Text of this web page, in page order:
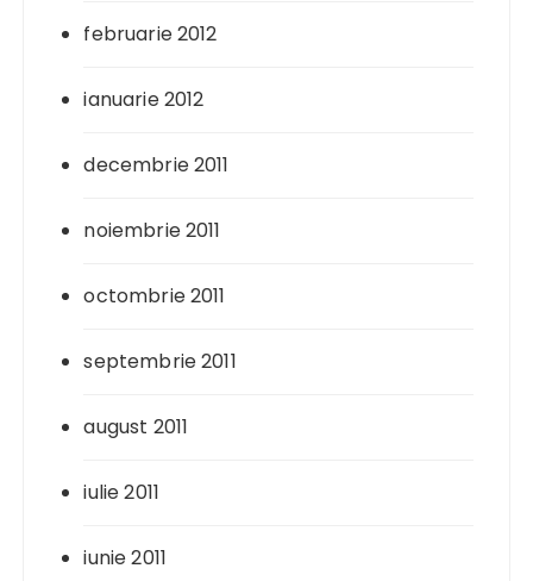
februarie 2012
ianuarie 2012
decembrie 2011
noiembrie 2011
octombrie 2011
septembrie 2011
august 2011
iulie 2011
iunie 2011